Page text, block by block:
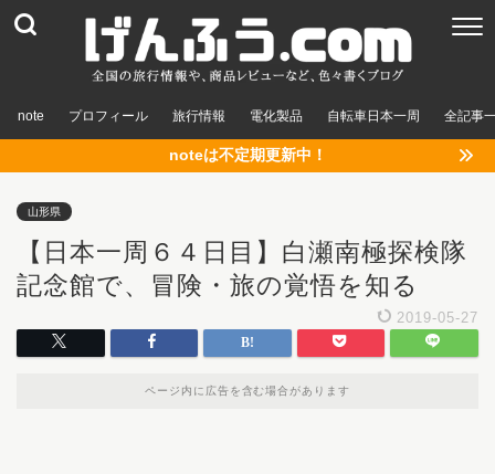
note プロフィール 旅行情報 電化製品 自転車日本一周 全記事
noteは不定期更新中！
山形県
【日本一周６４日目】白瀬南極探検隊
記念館で、冒険・旅の覚悟を知る
2019-05-27
ページ内に広告を含む場合があります